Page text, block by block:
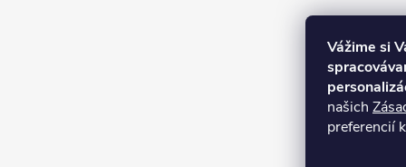
Vážime si
našich
preferencií
platné